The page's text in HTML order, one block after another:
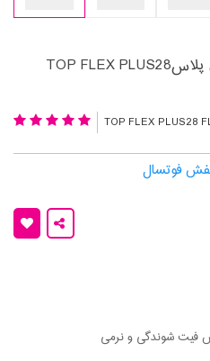
کفش فوتسال جوما تاپ فلکس پلاسTOP FLEX PLUS28
TOP FLEX PLUS28
فوتسال
فیت شوندگی و نرمی